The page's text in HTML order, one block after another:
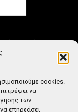
cookies.
να
των
επηρεάσει
(242225)